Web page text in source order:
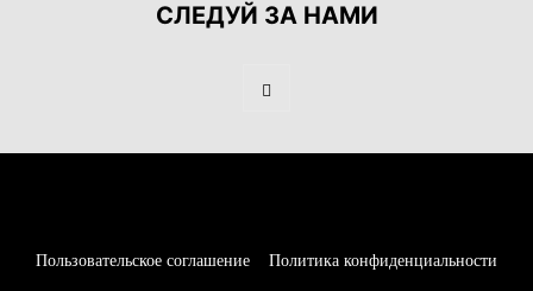
СЛЕДУЙ ЗА НАМИ
Пользовательское соглашение Политика конфиденциальности